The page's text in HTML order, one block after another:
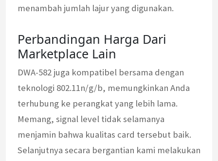
menambah jumlah lajur yang digunakan.
Perbandingan Harga Dari
Marketplace Lain
DWA-582 juga kompatibel bersama dengan
teknologi 802.11n/g/b, memungkinkan Anda
terhubung ke perangkat yang lebih lama.
Memang, signal level tidak selamanya
menjamin bahwa kualitas card tersebut baik.
Selanjutnya secara bergantian kami melakukan